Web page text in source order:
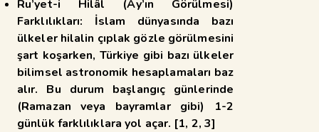
Ru’yet-i Hilâl (Ay’ın Görülmesi)
Farklılıkları: İslam dünyasında bazı
ülkeler hilalin çıplak gözle görülmesini
şart koşarken, Türkiye gibi bazı ülkeler
bilimsel astronomik hesaplamaları baz
alır. Bu durum başlangıç günlerinde
(Ramazan veya bayramlar gibi) 1-2
günlük farklılıklara yol açar. [1, 2, 3]